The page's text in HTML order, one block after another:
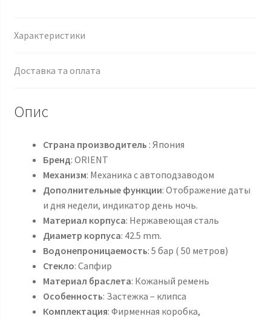
Характеристики
Доставка та оплата
Опис
Страна производитель : Япония
Бренд: ORIENT
Механизм: Механика с автоподзаводом
Дополнительные функции: Отображение даты
и дня недели, индикатор день ночь.
Материал корпуса: Нержавеющая сталь
Диаметр корпуса: 42.5 mm.
Водонепроницаемость: 5 бар ( 50 метров)
Стекло: Сапфир
Материал браслета: Кожаный ремень
Особенность: Застежка – клипса
Комплектация: Фирменная коробка,